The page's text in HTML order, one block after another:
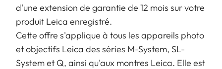
d'une extension de garantie de 12 mois sur votre
produit Leica enregistré.
Cette offre s'applique à tous les appareils photo
et objectifs Leica des séries M-System, SL-
System et Q, ainsi qu'aux montres Leica. Elle est